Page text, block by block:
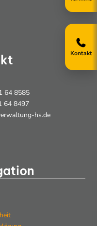
64 8585
64 8497
hs.de
Kontakt